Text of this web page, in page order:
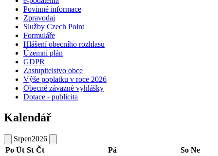
Povinné informace
Zpravodaj
Služby Czech Point
Formuláře
Hlášení obecního rozhlasu
Územní plán
GDPR
Zastupitelstvo obce
Výše poplatku v roce 2026
Obecně závazné vyhlášky
Dotace - publicita
Kalendář
Srpen2026
Po Út St Čt Pá So Ne